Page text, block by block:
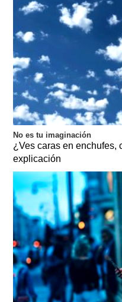
No es tu imaginación
¿Ves caras en enchufes,
explicación